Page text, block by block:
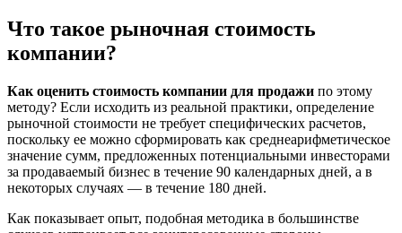
Что такое рыночная стоимость
компании?
Как оценить стоимость компании для продажи по этому
методу? Если исходить из реальной практики, определение
рыночной стоимости не требует специфических расчетов,
поскольку ее можно сформировать как среднеарифметическое
значение сумм, предложенных потенциальными инвесторами
за продаваемый бизнес в течение 90 календарных дней, а в
некоторых случаях — в течение 180 дней.
Как показывает опыт, подобная методика в большинстве